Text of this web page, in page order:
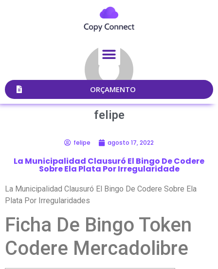
ORÇAMENTO
felipe
felipe agosto 17, 2022
La Municipalidad Clausuró El Bingo De Codere
Sobre Ela Plata Por Irregularidade
La Municipalidad Clausuró El Bingo De Codere Sobre Ela
Plata Por Irregularidades
Ficha De Bingo Token
Codere Mercadolibre